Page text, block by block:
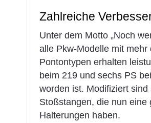
Zahlreiche
Unter dem Motto „Noch
alle Pkw-Modelle mit
Pontontypen erhalten
beim 219 und sechs PS
worden ist. Modifiziert
Stoßstangen, die nun
Halterungen haben.